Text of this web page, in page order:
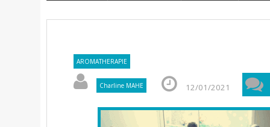
AROMATHERAPIE
Charline MAHE 12/01/2021